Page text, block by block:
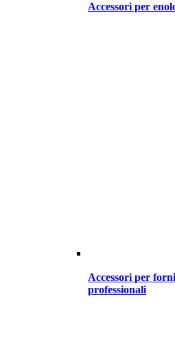
Accessori per
Accessori per
professionali